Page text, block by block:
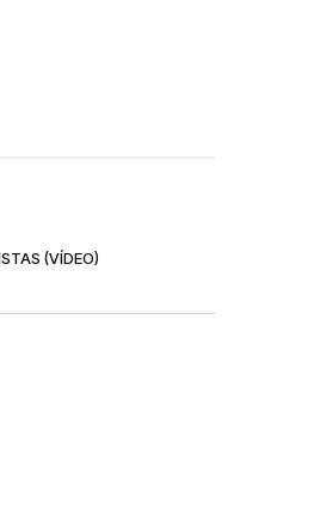
(VÍDEO)